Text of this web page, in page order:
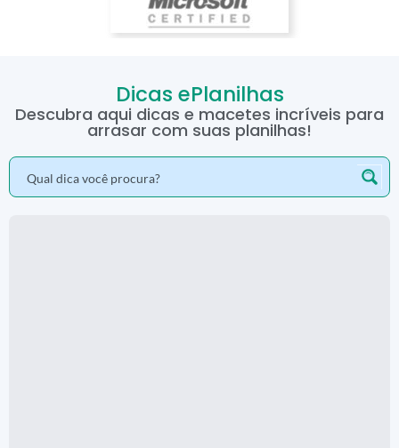
Dicas ePlanilhas
Descubra aqui dicas e macetes incríveis para
arrasar com suas planilhas!